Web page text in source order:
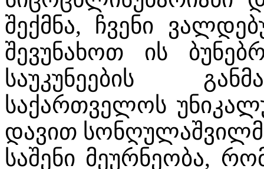
შექმნა, ჩვენი
შევუნახოთ ის
საუკუნეების
საქართველოს
დავით
საშენი მეურნეობა,